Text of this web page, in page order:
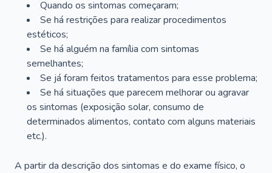
Quando os sintomas começaram;
Se há restrições para realizar procedimentos
estéticos;
Se há alguém na família com sintomas
semelhantes;
Se já foram feitos tratamentos para esse problema;
Se há situações que parecem melhorar ou agravar
os sintomas (exposição solar, consumo de
determinados alimentos, contato com alguns materiais
etc.).
A partir da descrição dos sintomas e do exame físico, o